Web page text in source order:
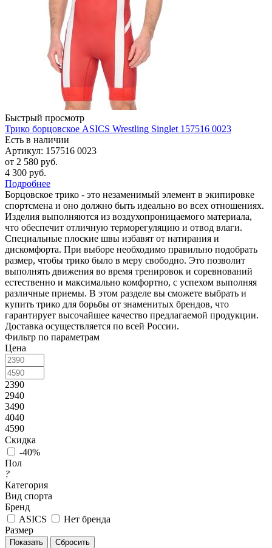
Быстрый просмотр
Трико борцовское ASICS Wrestling Singlet 157516 0023
Есть в наличии
Артикул: 157516 0023
от 2 580 руб.
4 300 руб.
Подробнее
Борцовское трико - это незаменимый элемент в экипировке
спортсмена и оно должно быть идеально во всех отношениях.
Изделия выполняются из воздухопроницаемого материала,
что обеспечит отличную терморегуляцию и отвод влаги.
Специальные плоские швы избавят от натирания и
дискомфорта. При выборе необходимо правильно подобрать
размер, чтобы трико было в меру свободно. Это позволит
выполнять движения во время тренировок и соревнований
естественно и максимально комфортно, с успехом выполняя
различные приемы. В этом разделе вы сможете выбрать и
купить трико для борьбы от знаменитых брендов, что
гарантирует высочайшее качество предлагаемой продукции.
Доставка осуществляется по всей России.
Фильтр по параметрам
Цена
2390
2940
3490
4040
4590
Скидка
-40%
Пол
?
Категория
Вид спорта
Бренд
ASICS
Нет бренда
Размер
Сбросить